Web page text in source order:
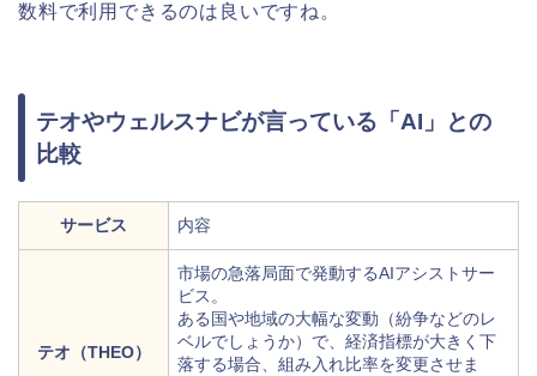
数料で利用できるのは良いですね。
テオやウェルスナビが言っている「AI」との
比較
サービス 内容
テオ（THEO）
市場の急落局面で発動するAIアシストサー
ビス。
ある国や地域の大幅な変動（紛争などのレ
ベルでしょうか）で、経済指標が大きく下
落する場合、組み入れ比率を変更させま